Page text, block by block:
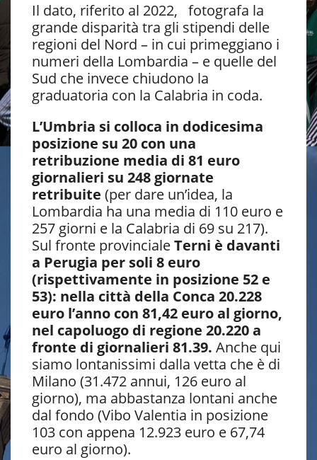
Il dato, riferito al 2022, fotografa la
grande disparità tra gli stipendi delle
regioni del Nord – in cui primeggiano i
numeri della Lombardia – e quelle del
Sud che invece chiudono la
graduatoria con la Calabria in coda.
L’Umbria si colloca in dodicesima
posizione su 20 con una
retribuzione media di 81 euro
giornalieri su 248 giornate
retribuite (per dare un’idea, la
Lombardia ha una media di 110 euro e
257 giorni e la Calabria di 69 su 217).
Sul fronte provincialeTerni è davanti
a Perugia per soli 8 euro
(rispettivamente in posizione 52 e
53): nella città della Conca 20.228
euro l’anno con 81,42 euro al giorno,
nel capoluogo di regione 20.220 a
fronte di giornalieri 81.39. Anche qui
siamo lontanissimi dalla vetta che è di
Milano (31.472 annui, 126 euro al
giorno), ma abbastanza lontani anche
dal fondo (Vibo Valentia in posizione
103 con appena 12.923 euro e 67,74
euro al giorno).